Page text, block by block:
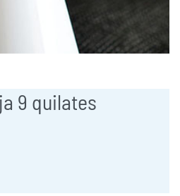
9 quilates